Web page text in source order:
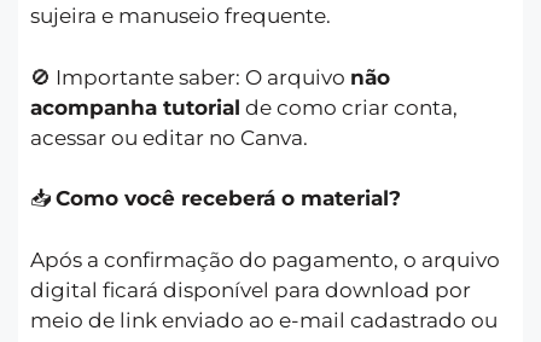
sujeira e manuseio frequente.
🚫 Importante saber: O arquivo não
acompanha tutorial de como criar conta,
acessar ou editar no Canva.
📥 Como você receberá o material?
Após a confirmação do pagamento, o arquivo
digital ficará disponível para download por
meio de link enviado ao e-mail cadastrado ou